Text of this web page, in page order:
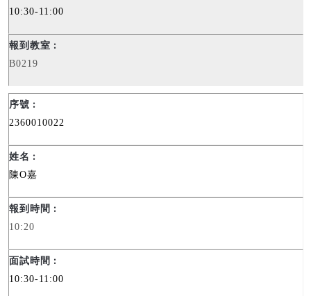
10:30-11:00
B0219
2360010022
陳O嘉
10:20
10:30-11:00